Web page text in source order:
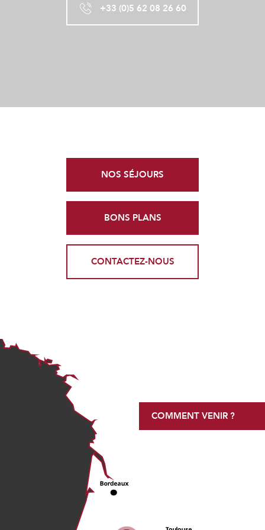
+33 (0)5 62 08 26 60
NOS SÉJOURS
BONS PLANS
CONTACTEZ-NOUS
COMMENT VENIR ?